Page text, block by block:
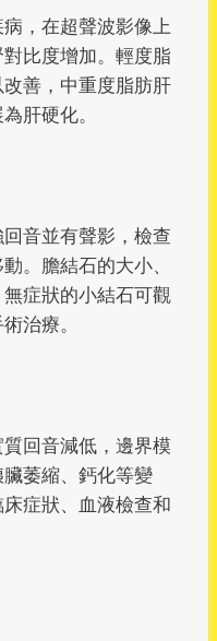
，在超聲波影像上
比度增加。輕度脂
善，中重度脂肪肝
肝硬化。
音並有聲影，檢查
。膽結石的大小、
症狀的小結石可觀
治療。
回音減低，邊界模
萎縮、鈣化等變
症狀、血液檢查和